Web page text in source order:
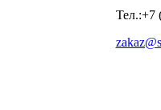
Тел.:+7